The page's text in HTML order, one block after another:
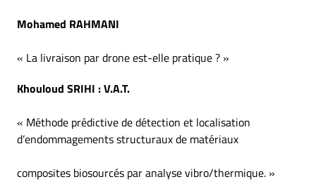
Mohamed RAHMANI
« La livraison par drone est-elle pratique? »
Khouloud SRIHI : V.A.T.
« Méthode prédictive de détection et localisation
d’endommagements structuraux de matériaux
composites biosourcés par analyse vibro/thermique. »